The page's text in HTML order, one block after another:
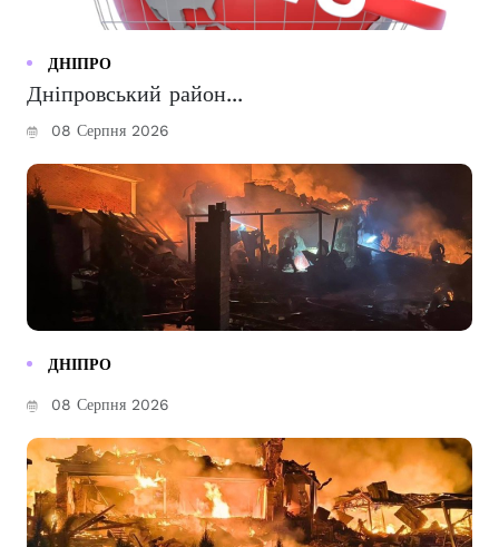
ДНІПРО
Дніпровський район...
08 Серпня 2026
ДНІПРО
08 Серпня 2026